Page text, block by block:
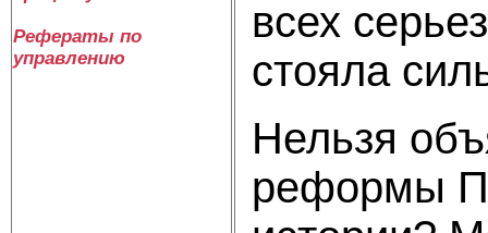
Рефераты по
управлению
всех
стояла
Нельзя
реформы